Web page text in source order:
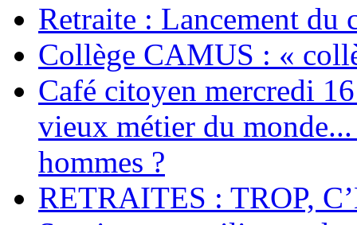
Retraite : Lancement du
Collège CAMUS : «
Café citoyen mercredi
vieux métier du
hommes ?
RETRAITES : TROP,